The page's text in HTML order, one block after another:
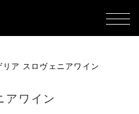
リア スロヴェニアワイン
アワイン